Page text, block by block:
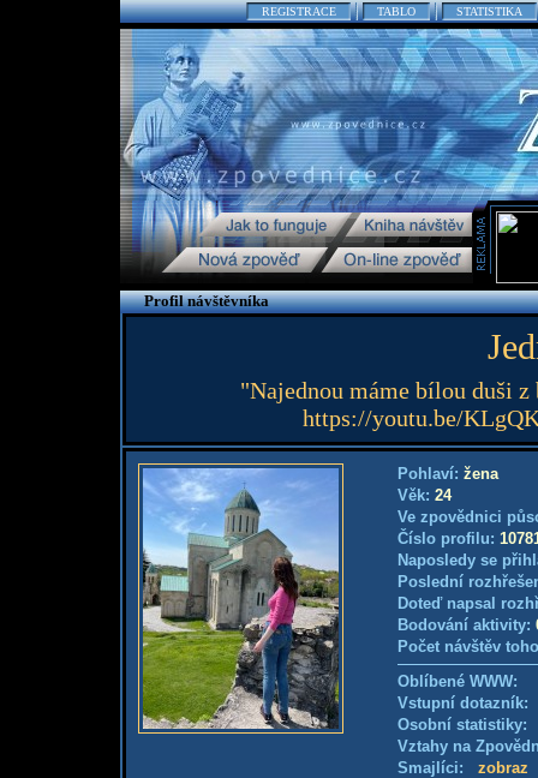
REGISTRACE TABLO STATISTIKA
Profil návštěvníka
"Najednou máme bílou duši
https://youtu.be/
Pohlaví: žena
Věk: 24
Ve zpovědnici
Číslo profilu:
Naposledy se
Poslední
Doteď napsal
Bodování aktivity:
Počet návštěv
Oblíbené WWW:
Vstupní
Osobní
Vztahy na
Smajlíci: zobraz